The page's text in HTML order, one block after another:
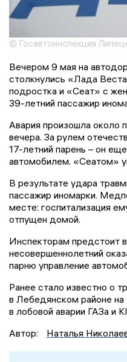
© Госавтоинспекция
Вечером 9 мая на
столкнулись «Лада
подростка и «Сеат» с
39-летний пассажир
Авария произошла около
вечера. За рулем
17-летний парень – он
автомобилем. «Сеатом»
В результате удара
пассажир иномарки.
месте: госпитализация
отпущен домой.
Инспекторам предстоит
несовершеннолетний
парню управление
Ранее стало известно о
в Лебедянском районе
в лобовой аварии ГАЗа и
Автор:
Наталья